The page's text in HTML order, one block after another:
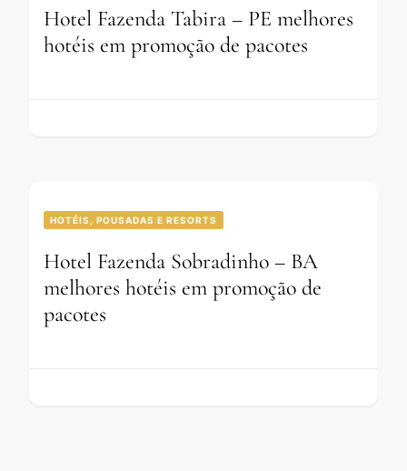
Hotel Fazenda Tabira – PE melhores
hotéis em promoção de pacotes
HOTÉIS, POUSADAS E RESORTS
Hotel Fazenda Sobradinho – BA
melhores hotéis em promoção de
pacotes